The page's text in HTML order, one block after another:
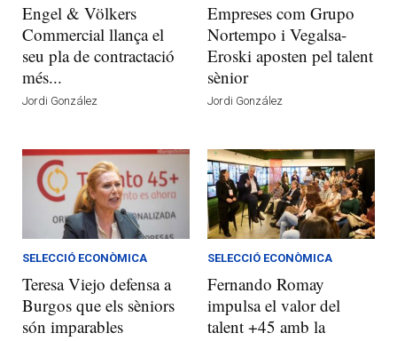
Engel & Völkers
Commercial llança el
seu pla de contractació
més...
Jordi González
Empreses com Grupo
Nortempo i Vegalsa-
Eroski aposten pel talent
sènior
Jordi González
SELECCIÓ ECONÒMICA
Teresa Viejo defensa a
Burgos que els sèniors
són imparables
SELECCIÓ ECONÒMICA
Fernando Romay
impulsa el valor del
talent +45 amb la